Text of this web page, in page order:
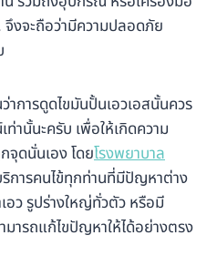
งจะถือว่ามีความปลอดภัย
าการดูดไขมันปั้นเอวเอสนั้นควร
านั้นะครับ เพื่อให้เกิดความ
จุดนั่นเอง โดยโรงพยาบาล
ริการคนไข้ทุกท่านที่มีปัญหาต่าง
อว รูปร่างใหญ่ทั่วตัว หรือมี
ารถแก้ไขปัญหาให้ได้อย่างตรง